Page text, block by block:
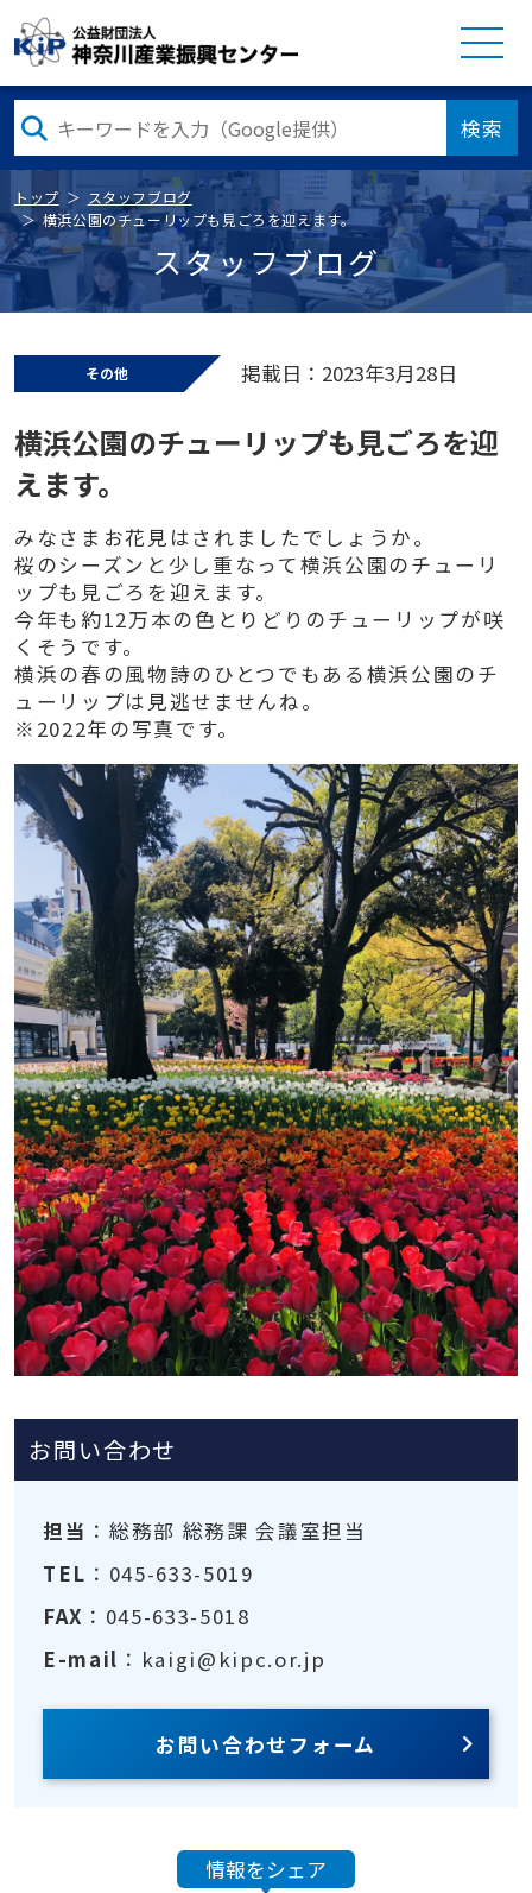
検索
トップ
スタッフブログ
横浜公園のチューリップも見ごろを迎えます。
スタッフブログ
その他 掲載日：2023年3月28日
横浜公園のチューリップも見ごろを迎
えます。
みなさまお花見はされましたでしょうか。
桜のシーズンと少し重なって横浜公園のチューリ
ップも見ごろを迎えます。
今年も約12万本の色とりどりのチューリップが咲
くそうです。
横浜の春の風物詩のひとつでもある横浜公園のチ
ューリップは見逃せませんね。
※2022年の写真です。
お問い合わせ
担当 ：総務部 総務課 会議室担当
TEL ：045-633-5019
FAX ：045-633-5018
E-mail ：kaigi@kipc.or.jp
お問い合わせフォーム
情報をシェア